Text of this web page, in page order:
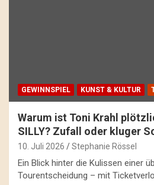
GEWINNSPIEL KUNST & KULTUR
Warum ist Toni Krahl
SILLY? Zufall oder kluger
10. Juli 2026 Stephanie Rössel
Ein Blick hinter die Kulissen einer
Tourentscheidung – mit